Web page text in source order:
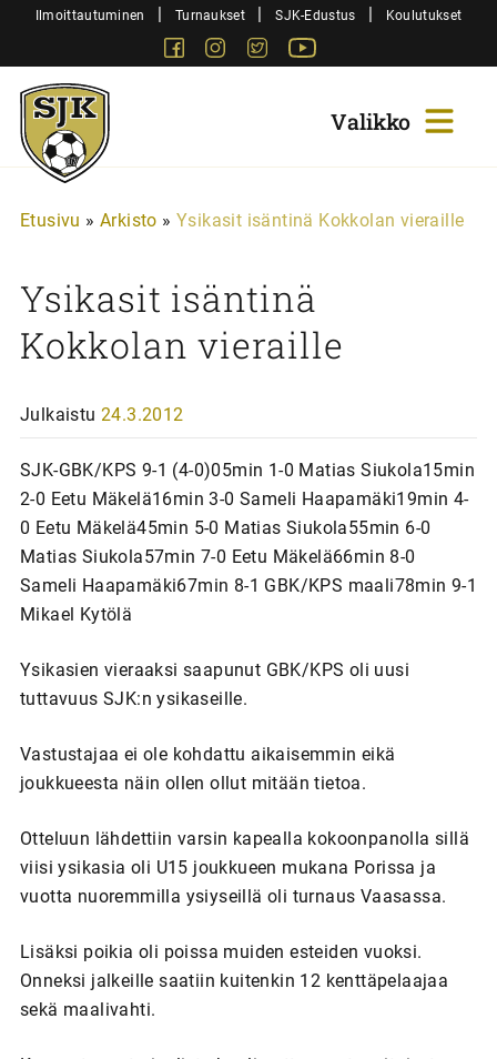
SiirryIlmoittautuminen | Turnaukset | SJK-Edustus | Koulutukset
FacebookInstagram
Twitter
Sjk-
Juniorit
Etusivu » Arkisto » Ysikasit isäntinä Kokkolan vieraille
Ysikasit isäntinä
Kokkolan vieraille
Julkaistu 24.3.2012
SJK-GBK/KPS 9-1 (4-0)05min 1-0 Matias Siukola15min
2-0 Eetu Mäkelä16min 3-0 Sameli Haapamäki19min 4-
0 Eetu Mäkelä45min 5-0 Matias Siukola55min 6-0
Matias Siukola57min 7-0 Eetu Mäkelä66min 8-0
Sameli Haapamäki67min 8-1 GBK/KPS maali78min 9-1
Mikael Kytölä
Ysikasien vieraaksi saapunut GBK/KPS oli uusi
tuttavuus SJK:n ysikaseille.
Vastustajaa ei ole kohdattu aikaisemmin eikä
joukkueesta näin ollen ollut mitään tietoa.
Otteluun lähdettiin varsin kapealla kokoonpanolla sillä
viisi ysikasia oli U15 joukkueen mukana Porissa ja
vuotta nuoremmilla ysiyseillä oli turnaus Vaasassa.
Lisäksi poikia oli poissa muiden esteiden vuoksi.
Onneksi jalkeille saatiin kuitenkin 12 kenttäpelaajaa
sekä maalivahti.